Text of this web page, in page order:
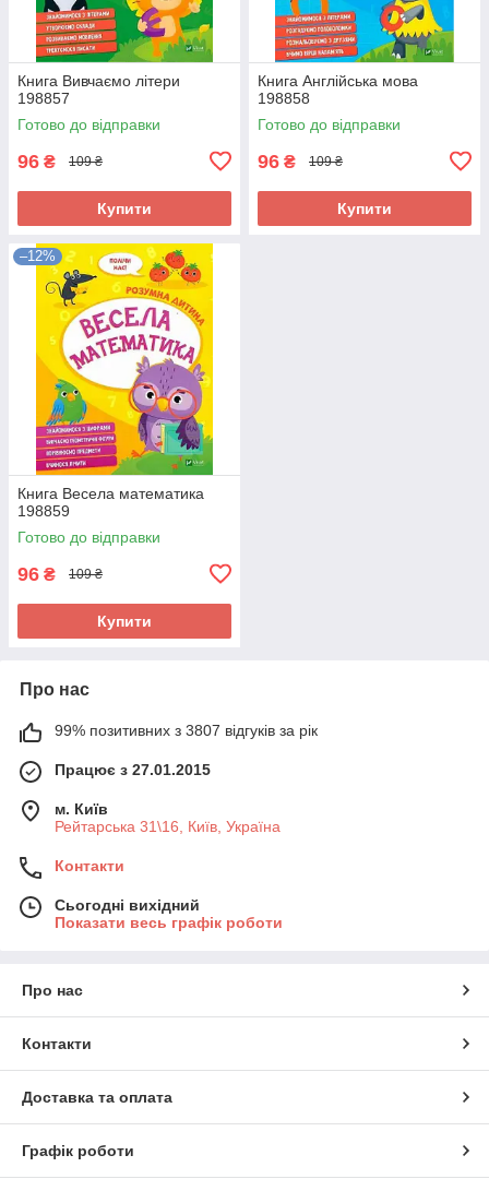
Книга Вивчаємо літери
198857
Готово до відправки
96 ₴ 109 ₴
Купити
Книга Англійська мова
198858
Готово до відправки
96 ₴ 109 ₴
Купити
–12%
Книга Весела математика
198859
Готово до відправки
96 ₴ 109 ₴
Купити
Про нас
99% позитивних з 3807 відгуків за рік
Працює з 27.01.2015
м. Київ
Рейтарська 31\16, Київ, Україна
Контакти
Сьогодні вихідний
Показати весь графік роботи
Про нас
Контакти
Доставка та оплата
Графік роботи